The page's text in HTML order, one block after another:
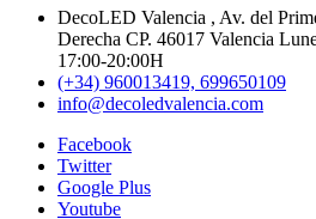
DecoLED Valencia , Av. del
Derecha CP. 46017 Valencia
17:00-20:00H
(+34) 960013419, 699650109
info@decoledvalencia.com
Facebook
Twitter
Google Plus
Youtube